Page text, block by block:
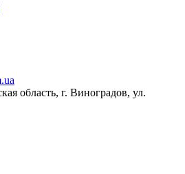
область, г. Виноградов, ул.